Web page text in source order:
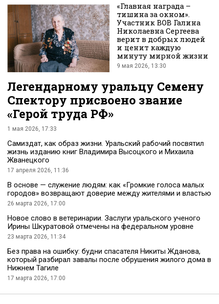
«Главная награда –
тишина за окном».
Участник ВОВ Галина
Николаевна Сергеева
верит в добрых людей
и ценит каждую
минуту мирной жизни
9 мая 2026, 13:30
Легендарному уральцу Семену
Спектору присвоено звание
«Герой труда РФ»
1 мая 2026, 17:33
Самиздат, как образ жизни. Уральский рабочий посвятил
жизнь изданию книг Владимира Высоцкого и Михаила
Жванецкого
17 апреля 2026, 11:36
В основе — служение людям: как «Громкие голоса малых
городов» возвращают доверие между жителями и властью
26 марта 2026, 17:00
Новое слово в ветеринарии. Заслуги уральского ученого
Ирины Шкуратовой отмечены на федеральном уровне
23 марта 2026, 11:34
Без права на ошибку: будни спасателя Никиты Жданова,
который разбирал завалы после обрушения жилого дома в
Нижнем Тагиле
17 марта 2026, 17:00